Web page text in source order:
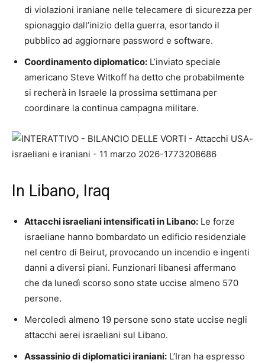
di violazioni iraniane nelle telecamere di sicurezza per
spionaggio dall’inizio della guerra, esortando il
pubblico ad aggiornare password e software.
Coordinamento diplomatico: L’inviato speciale
americano Steve Witkoff ha detto che probabilmente
si recherà in Israele la prossima settimana per
coordinare la continua campagna militare.
In Libano, Iraq
Attacchi israeliani intensificati in Libano: Le forze
israeliane hanno bombardato un edificio residenziale
nel centro di Beirut, provocando un incendio e ingenti
danni a diversi piani. Funzionari libanesi affermano
che da lunedì scorso sono state uccise almeno 570
persone.
Mercoledì almeno 19 persone sono state uccise negli
attacchi aerei israeliani sul Libano.
Assassinio di diplomatici iraniani: L’Iran ha espresso